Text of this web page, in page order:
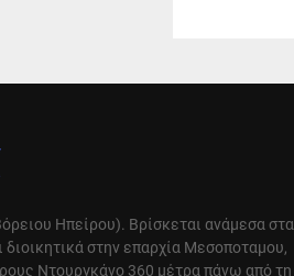
Ηπείρου). Βρίσκεται ανάμεσα στα
στην επαρχία Μεσοποταμου,
Ντουργκάνο 360 μέτρα πάνω από τη